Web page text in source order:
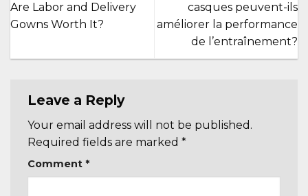
Are Labor and Delivery
Gowns Worth It?
casques peuvent-ils
améliorer la performance
de l’entraînement?
Leave a Reply
Your email address will not be published.
Required fields are marked *
Comment *